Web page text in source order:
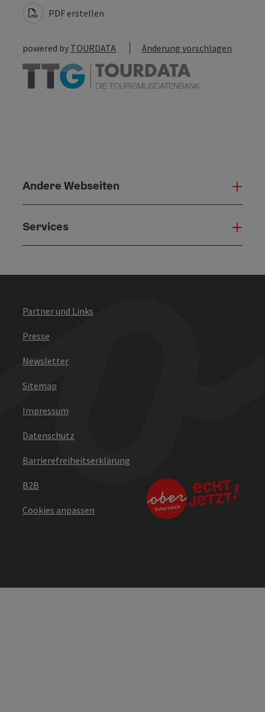
PDF erstellen
powered by TOURDATA Änderung vorschlagen
Andere Webseiten
Services
Partner und Links
Presse
Newsletter
Sitemap
Impressum
Datenschutz
Barrierefreiheitserklärung
B2B
Cookies anpassen